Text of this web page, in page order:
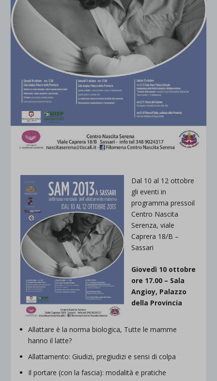
Dal 10 al 12 ottobre
gli eventi in
programma pressoil
Centro Nascita
Serenza, viale
Caprera 18/B –
Sassari
Giovedì 10 ottobre
ore 17.00 – Sala
Angioy, Palazzo
della Provincia
Allattare è la norma biologica, Tutte le mamme
hanno il latte?
Allattamento: Giudizi, pregiudizi e sensi di colpa
Il portare (con la fascia): modalità e pratiche